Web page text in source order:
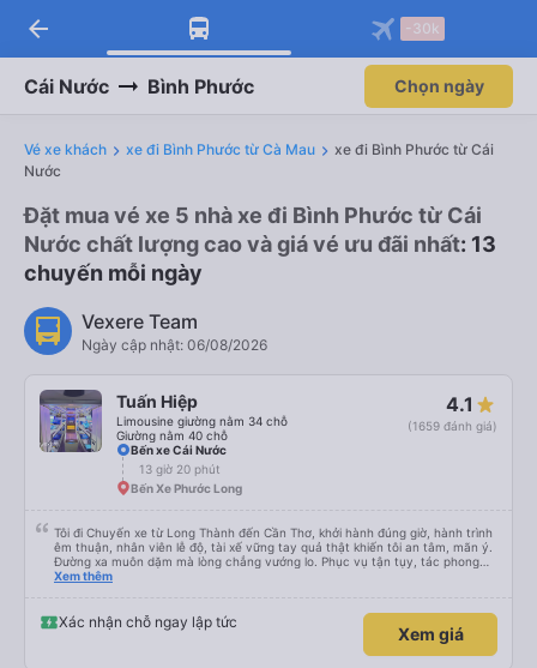
arrow_back -30k
Cái Nước Bình Phước Chọn ngày
Vé xe khách xe đi Bình Phước từ Cà Mau
xe đi Bình Phước từ Cái
Nước
Đặt mua vé xe 5 nhà xe đi Bình Phước từ Cái
Nước chất lượng cao và giá vé ưu đãi nhất: 13
chuyến mỗi ngày
Vexere Team
Ngày cập nhật: 06/08/2026
Tuấn Hiệp
Limousine giường nằm 34 chỗ
Giường nằm 40 chỗ
4.1
(1659 đánh giá)
Bến xe Cái Nước
13 giờ 20 phút
Bến Xe Phước Long
Tôi đi Chuyến xe từ Long Thành đến Cần Thơ, khởi hành đúng giờ, hành trình
êm thuận, nhân viên lễ độ, tài xế vững tay quả thật khiến tôi an tâm, mãn ý.
Đường xa muôn dặm mà lòng chẳng vướng lo. Phục vụ tận tụy, tác phong
nghiêm cẩn, hiếm thấy giữa thời buổi kim tiền vội vã. Xã hội loạn đạo. Xin gửi
Xem thêm
Xác nhận chỗ ngay lập tức
Xem giá